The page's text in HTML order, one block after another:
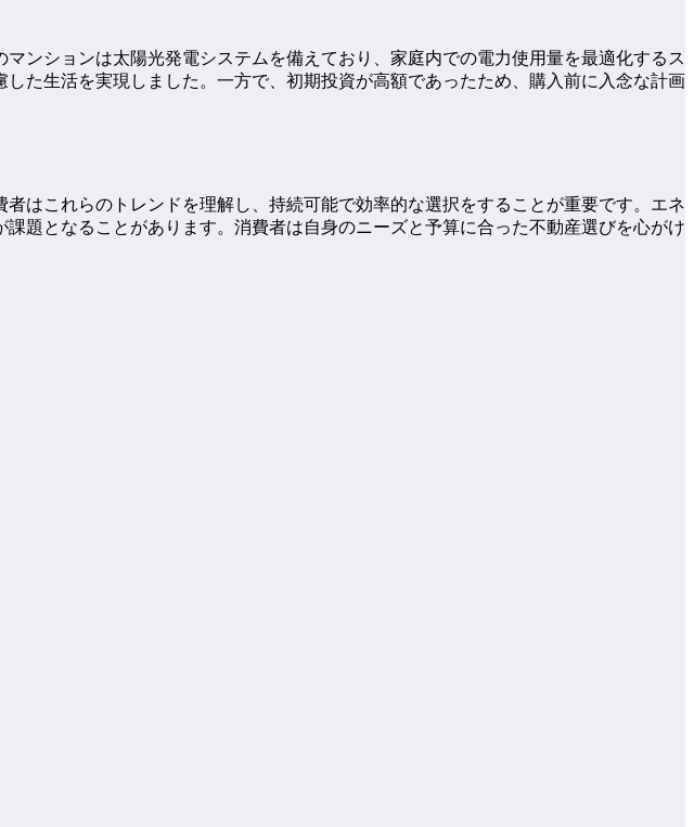
ンションは太陽光発電システムを備えており、家庭内での電力使用量を最適化するス
た生活を実現しました。一方で、初期投資が高額であったため、購入前に入念な計画
はこれらのトレンドを理解し、持続可能で効率的な選択をすることが重要です。エネ
題となることがあります。消費者は自身のニーズと予算に合った不動産選びを心がけ